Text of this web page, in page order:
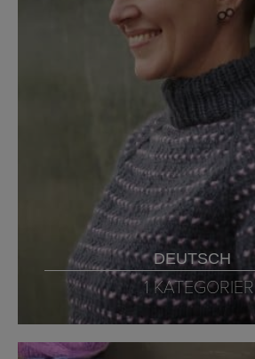
DEUTSCH
1 KATEGORIER